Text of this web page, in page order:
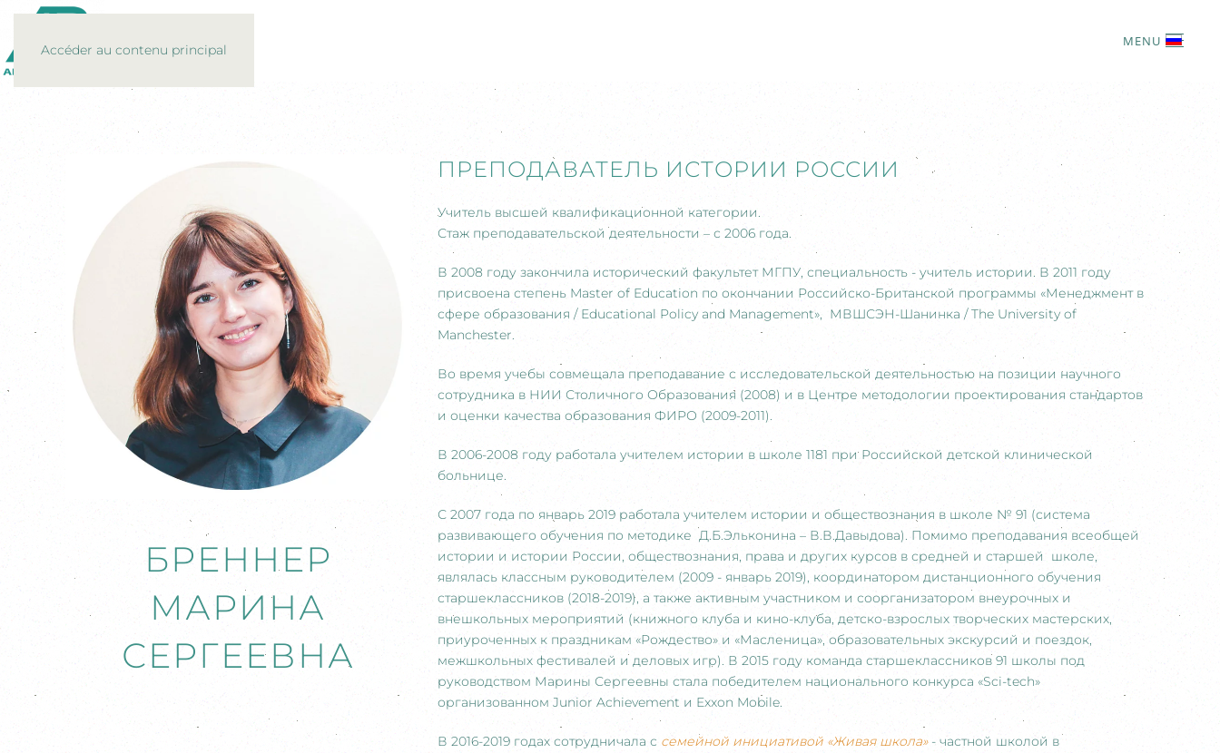
Accéder au contenu principal
MENU
БРЕННЕР
МАРИНА
СЕРГЕЕВНА
ПРЕПОДАВАТЕЛЬ ИСТОРИИ РОССИИ
Учитель высшей квалификационной категории.
Стаж преподавательской деятельности – с 2006 года.
В 2008 году закончила исторический факультет МГПУ, специальность - учитель истории. В 2011 году
присвоена степень Master of Education по окончании Российско-Британской программы «Менеджмент в
сфере образования / Educational Policy and Management», МВШСЭН-Шанинка / The University of
Manchester.
Во время учебы совмещала преподавание с исследовательской деятельностью на позиции научного
сотрудника в НИИ Столичного Образования (2008) и в Центре методологии проектирования стандартов
и оценки качества образования ФИРО (2009-2011).
В 2006-2008 году работала учителем истории в школе 1181 при Российской детской клинической
больнице.
С 2007 года по январь 2019 работала учителем истории и обществознания в школе № 91 (система
развивающего обучения по методике Д.Б.Эльконина – В.В.Давыдова). Помимо преподавания всеобщей
истории и истории России, обществознания, права и других курсов в средней и старшей школе,
являлась классным руководителем (2009 - январь 2019), координатором дистанционного обучения
старшеклассников (2018-2019), а также активным участником и соорганизатором внеурочных и
внешкольных мероприятий (книжного клуба и кино-клуба, детско-взрослых творческих мастерских,
приуроченных к праздникам «Рождество» и «Масленица», образовательных экскурсий и поездок,
межшкольных фестивалей и деловых игр). В 2015 году команда старшеклассников 91 школы под
руководством Марины Сергеевны стала победителем национального конкурса «Sci-tech»
организованном Junior Achievement и Exxon Mobile.
В 2016-2019 годах сотрудничала с семейной инициативой «Живая школа»- частной школой в